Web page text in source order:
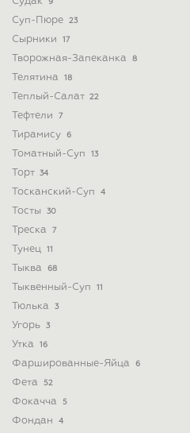
9
Суп-Пюре 23
Сырники 17
Творожная-Запеканка 8
Телятина 18
Теплый-Салат 22
Тефтели 7
Тирамису 6
Томатный-Суп 13
Торт 34
Тосканский-Суп 4
Тосты 30
Треска 7
Тунец 11
Тыква 68
Тыквенный-Суп 11
Тюлька 3
Угорь 3
Утка 16
Фаршированные-Яйца 6
Фета 52
Фокачча 5
Фондан 4